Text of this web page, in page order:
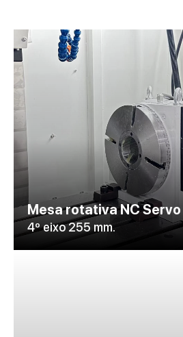
Mesa rotativa NC Servo
4º eixo 255 mm.